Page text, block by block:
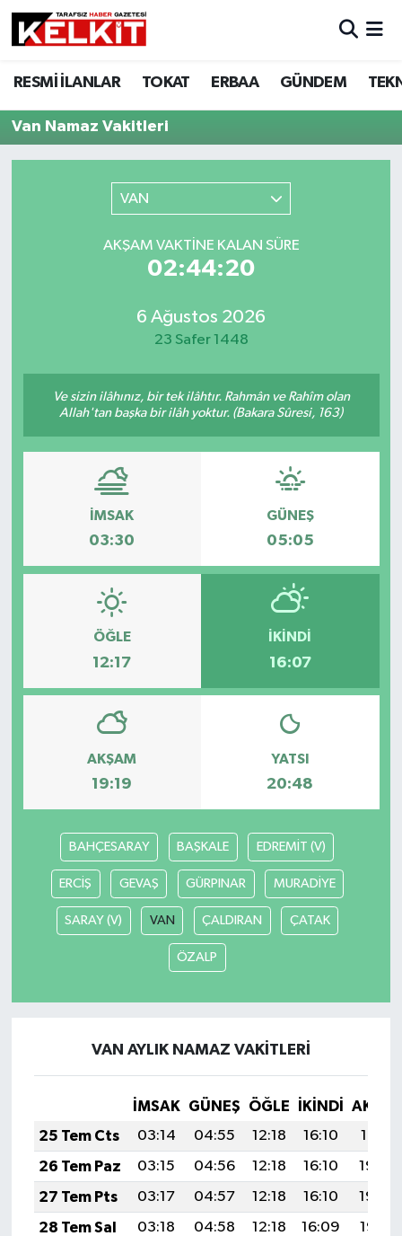
RESMİ İLANLAR TOKAT ERBAA GÜNDEM
Van Namaz Vakitleri
VAN
AKŞAM VAKTINE KALAN SÜRE
02:44:20
6 Ağustos 2026
23 Safer 1448
Ve sizin ilâhınız, bir tek ilâhtır. Rahmân ve Rahîm olan
Allah'tan başka bir ilâh yoktur. (Bakara Sûresi, 163)
İMSAK
03:30
GÜNEŞ
05:05
ÖĞLE
12:17
İKINDI
16:07
AKŞAM
19:19
YATSI
20:48
BAHÇESARAY BAŞKALE EDREMİT (V)
ERCİŞ GEVAŞ GÜRPINAR MURADİYE
SARAY (V) VAN ÇALDIRAN ÇATAK
ÖZALP
VAN AYLIK NAMAZ VAKITLERI
İMSAK GÜNEŞ ÖĞLE İKINDI
25 Tem Cts
03:14 04:55 12:18 16:10
19:31
26 Tem Paz
03:15 04:56 12:18 16:10
19:30
27 Tem Pts
03:17 04:57 12:18 16:10
19:29
28 Tem Sal
03:18 04:58 12:18 16:09
19:28